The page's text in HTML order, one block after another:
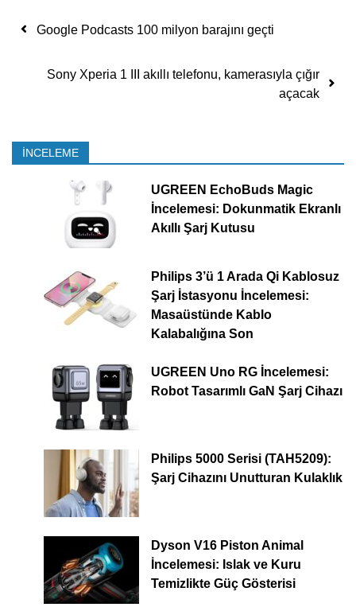
Yazı dolaşımı
Google Podcasts 100 milyon barajını geçti
Sony Xperia 1 III akıllı telefonu, kamerasıyla çığır
açacak
İNCELEME
UGREEN EchoBuds Magic
İncelemesi: Dokunmatik Ekranlı
Akıllı Şarj Kutusu
Philips 3’ü 1 Arada Qi Kablosuz
Şarj İstasyonu İncelemesi:
Masaüstünde Kablo
Kalabalığına Son
UGREEN Uno RG İncelemesi:
Robot Tasarımlı GaN Şarj Cihazı
Philips 5000 Serisi (TAH5209):
Şarj Cihazını Unutturan Kulaklık
Dyson V16 Piston Animal
İncelemesi: Islak ve Kuru
Temizlikte Güç Gösterisi